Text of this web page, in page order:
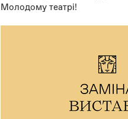
Молодому театрі!